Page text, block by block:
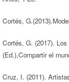
Cortés,
Cortés, G. (2017).
(Ed.),Compartir el
Cruz, I. (2011).